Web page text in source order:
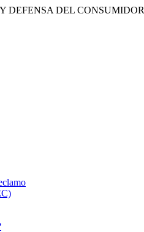
DEFENSA DEL CONSUMIDOR